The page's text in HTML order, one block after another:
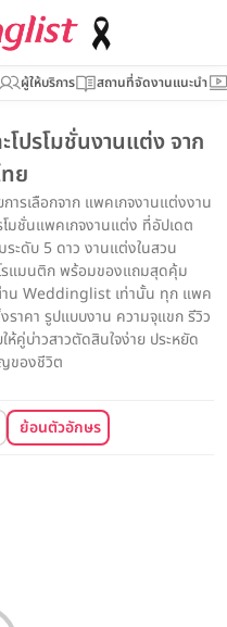
ผู้ให้บริการ สถานที่จัดงานแนะนำ
ปรโมชั่นงานแต่ง จาก
ย
รเลือกจาก แพคเกจงานแต่งงาน
โมชั่นแพคเกจงานแต่ง ที่อัปเดต
ระดับ 5 ดาว งานแต่งในสวน
รแมนติก พร้อมของแถมสุดคุ้ม
าน Weddinglist เท่านั้น ทุก แพค
าคา รูปแบบงาน ความจุแขก รีวิว
ห้คู่บ่าวสาวตัดสินใจง่าย ประหยัด
ของชีวิต
ย้อนตัวอักษร